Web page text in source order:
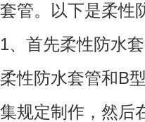
套管。以下是柔性
1、首先柔性防水
柔性防水套管和B
集规定制作，然后